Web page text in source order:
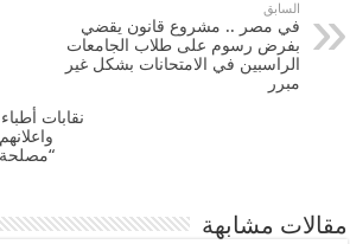
السابق
في مصر .. مشروع قانون يقضي
بفرض رسوم على طلاب الجامعات
الراسبين في الامتحانات بشكل غير
مبرر
نقابات
مقالات مشابهة